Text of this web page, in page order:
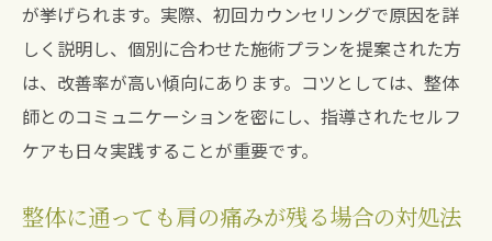
が挙げられます。実際、初回カウンセリングで原因を詳
しく説明し、個別に合わせた施術プランを提案された方
は、改善率が高い傾向にあります。コツとしては、整体
師とのコミュニケーションを密にし、指導されたセルフ
ケアも日々実践することが重要です。
整体に通っても肩の痛みが残る場合の対処法